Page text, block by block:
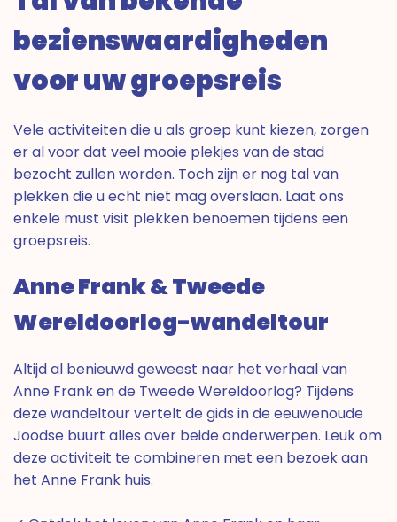
bezienswaardigheden
voor uw groepsreis
Vele activiteiten die u als groep kunt kiezen, zorgen
er al voor dat veel mooie plekjes van de stad
bezocht zullen worden. Toch zijn er nog tal van
plekken die u echt niet mag overslaan. Laat ons
enkele must visit plekken benoemen tijdens een
groepsreis.
Anne Frank & Tweede
Wereldoorlog-wandeltour
Altijd al benieuwd geweest naar het verhaal van
Anne Frank en de Tweede Wereldoorlog? Tijdens
deze wandeltour vertelt de gids in de eeuwenoude
Joodse buurt alles over beide onderwerpen. Leuk om
deze activiteit te combineren met een bezoek aan
het Anne Frank huis.